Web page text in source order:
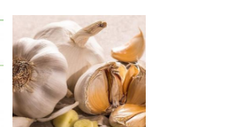
времени на спорт